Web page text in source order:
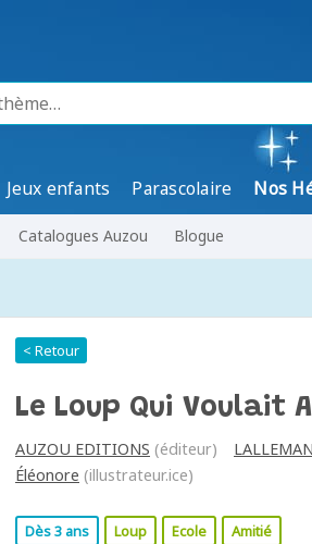
Jeux enfants Parascolaire Nos
Catalogues Auzou Blogue
< Retour
Le Loup Qui Voulait
AUZOU EDITIONS (éditeur)
Éléonore (illustrateur.ice)
Dès 3 ans Loup Ecole Amitié